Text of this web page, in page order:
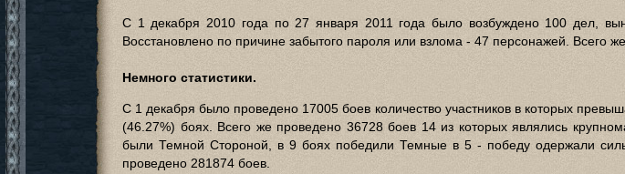
С 1 декабря 2010 года по 27 января 2011 года было возбуждено 100 дел,
Восстановлено по причине забытого пароля или взлома - 47 персонажей. Всего
Немного статистики.
С 1 декабря было проведено 17005 боев количество участников в которых
(46.27%) боях. Всего же проведено 36728 боев 14 из которых являлись
были Темной Стороной, в 9 боях победили Темные в 5 - победу одержали
проведено 281874 боев.